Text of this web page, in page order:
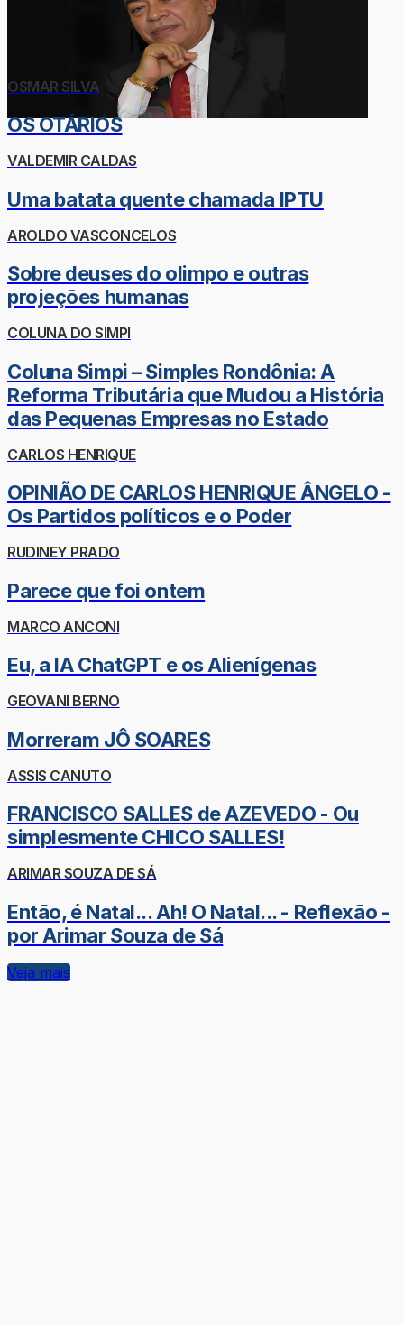
OSMAR SILVA
OS OTÁRIOS
VALDEMIR CALDAS
Uma batata quente chamada IPTU
AROLDO VASCONCELOS
Sobre deuses do olimpo e outras
projeções humanas
COLUNA DO SIMPI
Coluna Simpi – Simples Rondônia: A
Reforma Tributária que Mudou a História
das Pequenas Empresas no Estado
CARLOS HENRIQUE
OPINIÃO DE CARLOS HENRIQUE ÂNGELO -
Os Partidos políticos e o Poder
RUDINEY PRADO
Parece que foi ontem
MARCO ANCONI
Eu, a IA ChatGPT e os Alienígenas
GEOVANI BERNO
Morreram JÔ SOARES
ASSIS CANUTO
FRANCISCO SALLES de AZEVEDO - Ou
simplesmente CHICO SALLES!
ARIMAR SOUZA DE SÁ
Então, é Natal... Ah! O Natal... - Reflexão -
por Arimar Souza de Sá
Veja mais